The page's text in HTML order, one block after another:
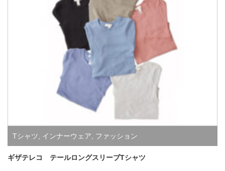
Tシャツ インナーウェア ファッション
ギザテレコ テールロングスリーブTシャツ